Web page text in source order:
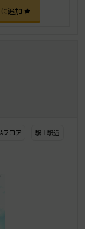
追加
フロア 駅上駅近